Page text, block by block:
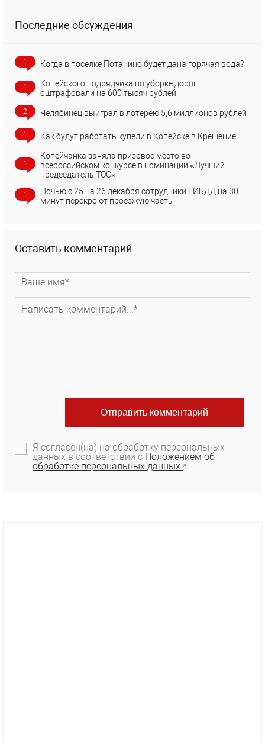
Последние обсуждения
1 Когда в поселке Потанино будет дана горячая вода?
1
Копейского подрядчика по уборке дорог
оштрафовали на 600 тысяч рублей
2 Челябинец выиграл в лотерею 5,6 миллионов рублей
1 Как будут работать купели в Копейске в Крещение
1
Копейчанка заняла призовое место во
всероссийском конкурсе в номинации «Лучший
председатель ТОС»
1
Ночью с 25 на 26 декабря сотрудники ГИБДД на 30
минут перекроют проезжую часть
Оставить комментарий
Я согласен(на) на обработку персональных
данных в соответствии с Положением об
обработке персональных данных.*